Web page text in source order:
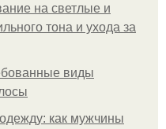
на светлые и
тона и ухода за
виды
как мужчины